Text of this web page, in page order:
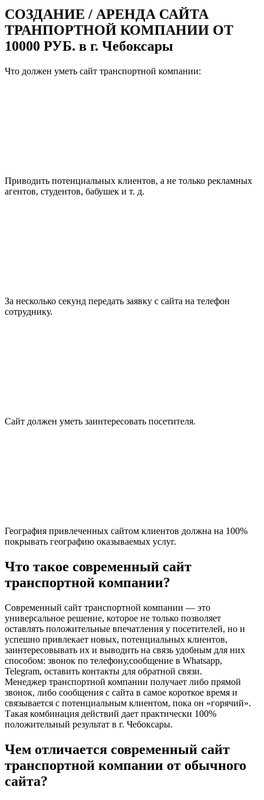
СОЗДАНИЕ / АРЕНДА САЙТА
ТРАНПОРТНОЙ КОМПАНИИ ОТ
10000 РУБ. в г. Чебоксары
Что должен уметь сайт транспортной компании:
Приводить потенциальных клиентов, а не только рекламных
агентов, студентов, бабушек и т. д.
За несколько секунд передать заявку с сайта на телефон
сотруднику.
Сайт должен уметь заинтересовать посетителя.
География привлеченных сайтом клиентов должна на 100%
покрывать географию оказываемых услуг.
Что такое современный сайт
транспортной компании?
Современный сайт транспортной компании — это
универсальное решение, которое не только позволяет
оставлять положительные впечатления у посетителей, но и
успешно привлекает новых, потенциальных клиентов,
заинтересовывать их и выводить на связь удобным для них
способом: звонок по телефону,сообщение в Whatsapp,
Telegram, оставить контакты для обратной связи.
Менеджер транспортной компании получает либо прямой
звонок, либо сообщения с сайта в самое короткое время и
связывается с потенциальным клиентом, пока он «горячий».
Такая комбинация действий дает практически 100%
положительный результат в г. Чебоксары.
Чем отличается современный сайт
транспортной компании от обычного
сайта?